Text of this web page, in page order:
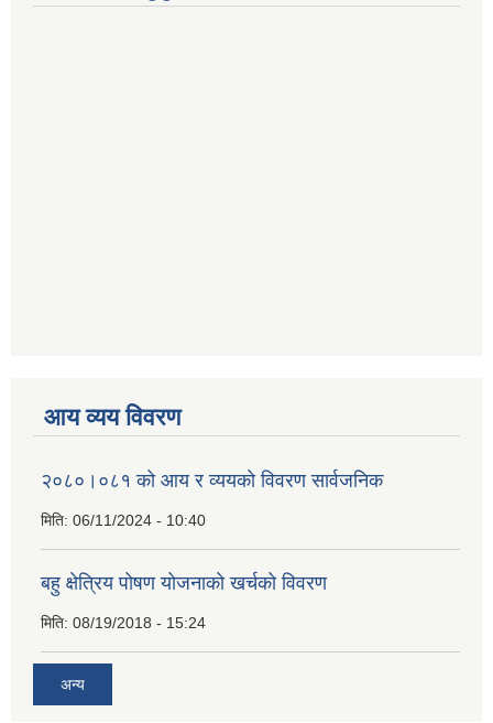
आय व्यय विवरण
२०८०।०८१ को आय र व्ययको विवरण सार्वजनिक
मिति: 06/11/2024 - 10:40
बहु क्षेत्रिय पोषण योजनाको खर्चको विवरण
मिति: 08/19/2018 - 15:24
अन्य